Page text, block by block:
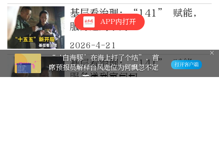
基层看治理：“141” 赋能，
服务送到家门口
2026-4-21
基层看治理：“141” 赋能，
服务送到家门口
APP内打开
“‘白海豚’在海上打了个结”，首
席预报员解释台风走位为何飘忽不定